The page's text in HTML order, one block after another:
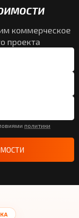
коммерческое
проекта
политики